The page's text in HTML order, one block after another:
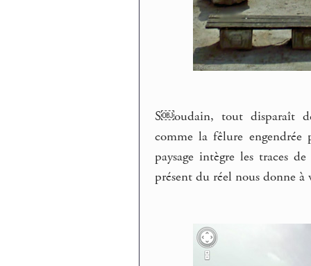
S￼oudain, tout disparaît
comme la fêlure engendrée
paysage intègre les traces
présent du réel nous donne